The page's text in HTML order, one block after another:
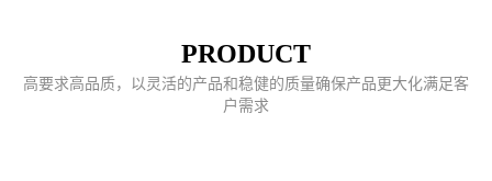
PRODUCT
高要求高品质，以灵活的产品和稳健的质量确保产品更大化满足客
户需求